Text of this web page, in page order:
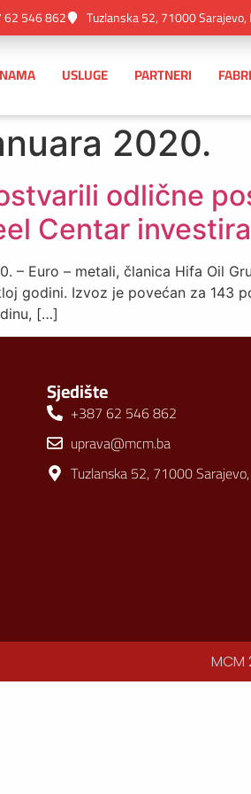
62 546 862 Tuzlanska 52, 71000 Sarajevo,
USLUGE PARTNERI
2020.
odlične
Centar
– Euro – metali, članica Hifa Oil
godini. Izvoz je povećan za 143
[…]
Sjedište
+387 62 546 862
uprava@mcm.ba
Tuzlanska 52, 71000
MCM